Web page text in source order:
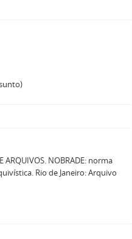
ARQUIVOS. NOBRADE: norma
Rio de Janeiro: Arquivo